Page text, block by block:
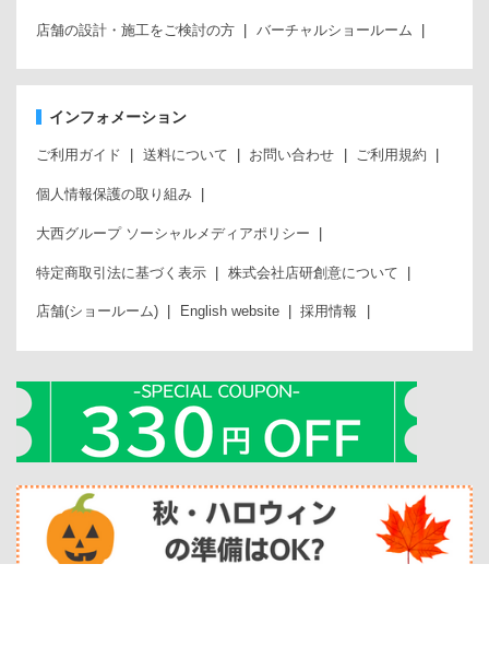
店舗の設計・施工をご検討の方 バーチャルショールーム
インフォメーション
ご利用ガイド 送料について お問い合わせ ご利用規約
個人情報保護の取り組み
大西グループ ソーシャルメディアポリシー
特定商取引法に基づく表示 株式会社店研創意について
店舗(ショールーム) English website 採用情報